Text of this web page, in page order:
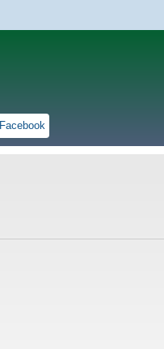
Facebook